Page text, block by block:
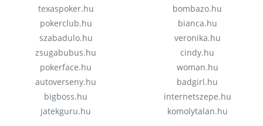
texaspoker.hu
pokerclub.hu
szabadulo.hu
zsugabubus.hu
pokerface.hu
autoverseny.hu
bigboss.hu
jatekguru.hu
bombazo.hu
bianca.hu
veronika.hu
cindy.hu
woman.hu
badgirl.hu
internetszepe.hu
komolytalan.hu